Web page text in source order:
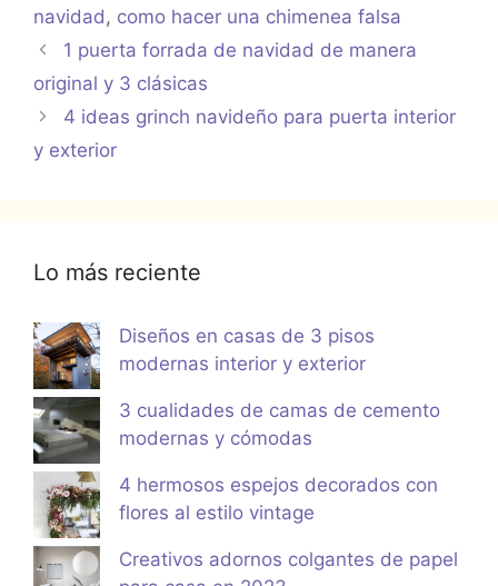
navidad, como hacer una chimenea falsa
1 puerta forrada de navidad de manera
original y 3 clásicas
4 ideas grinch navideño para puerta interior
y exterior
Lo más reciente
Diseños en casas de 3 pisos
modernas interior y exterior
3 cualidades de camas de cemento
modernas y cómodas
4 hermosos espejos decorados con
flores al estilo vintage
Creativos adornos colgantes de papel